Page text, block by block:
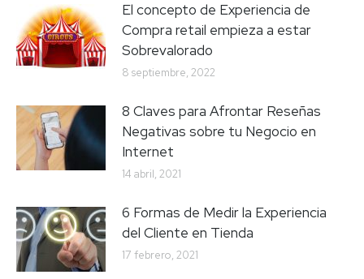
El concepto de Experiencia de
Compra retail empieza a estar
Sobrevalorado
8 septiembre, 2022
8 Claves para Afrontar Reseñas
Negativas sobre tu Negocio en
Internet
14 abril, 2021
6 Formas de Medir la Experiencia
del Cliente en Tienda
17 febrero, 2021